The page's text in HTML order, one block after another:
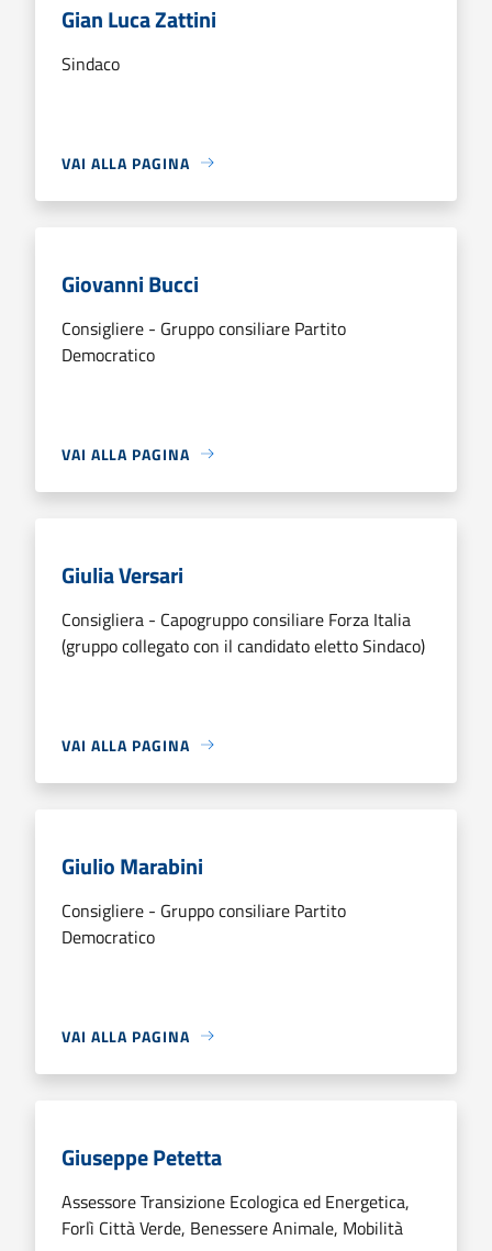
Gian Luca Zattini
Sindaco
VAI ALLA PAGINA
Giovanni Bucci
Consigliere - Gruppo consiliare Partito
Democratico
VAI ALLA PAGINA
Giulia Versari
Consigliera - Capogruppo consiliare Forza Italia
(gruppo collegato con il candidato eletto Sindaco)
VAI ALLA PAGINA
Giulio Marabini
Consigliere - Gruppo consiliare Partito
Democratico
VAI ALLA PAGINA
Giuseppe Petetta
Assessore Transizione Ecologica ed Energetica,
Forlì Città Verde, Benessere Animale, Mobilità